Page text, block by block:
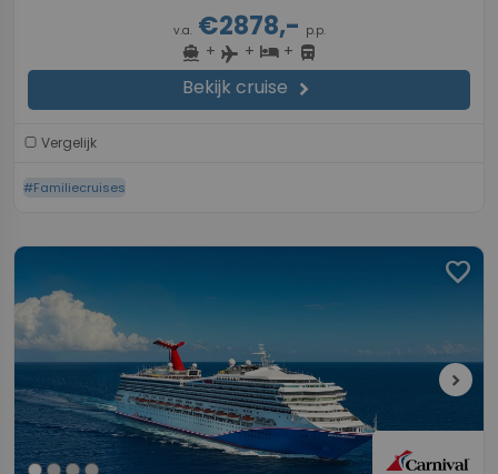
v.a.€2878,- p.p.
directions_boat + flight + hotel+ directions_bus
Bekijk cruise chevron_right
Vergelijk
#Familiecruises
favorite
chevron_right